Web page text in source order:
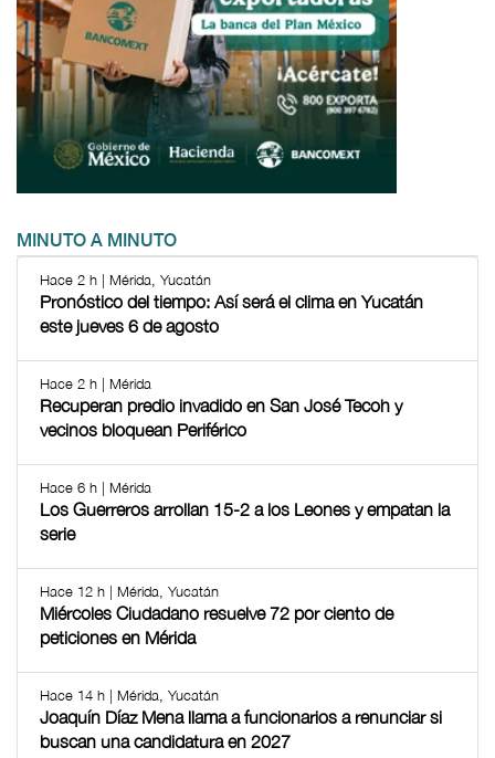
MINUTO A MINUTO
Hace 2 h | Mérida, Yucatán
Pronóstico del tiempo: Así será el clima en Yucatán
este jueves 6 de agosto
Hace 2 h | Mérida
Recuperan predio invadido en San José Tecoh y
vecinos bloquean Periférico
Hace 6 h | Mérida
Los Guerreros arrollan 15-2 a los Leones y empatan la
serie
Hace 12 h | Mérida, Yucatán
Miércoles Ciudadano resuelve 72 por ciento de
peticiones en Mérida
Hace 14 h | Mérida, Yucatán
Joaquín Díaz Mena llama a funcionarios a renunciar si
buscan una candidatura en 2027